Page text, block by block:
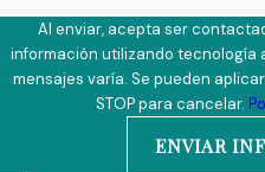
Al enviar, acepta ser
información utilizando tecnología
mensajes varía. Se pueden
STOP para cancelar.
ENVIAR